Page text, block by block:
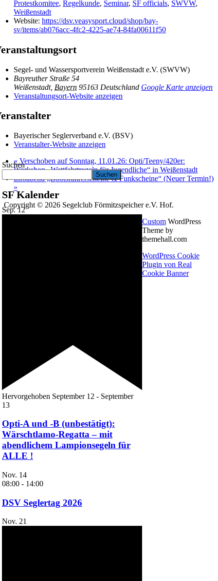
Protestkomitee, Regelkunde, Seminar, SF officials, SWVW,
Weißenstadt
Website: https://dsv.veasysport.cloud/shop/bay-
sv/items/ab076acc-4fc2-4225-ae74-84fa00611f50
Segel- und Wassersportverein Weißenstadt e.V. (SWVW)
Bayreuther Straße 54
Weißenstadt, Bayern 95163 Deutschland Google Karte anzeigen
Veranstaltungsort-Website anzeigen
Bayerischer Seglerverband e.V. (BSV)
Veranstalter-Website anzeigen
« Verschoben auf Sonntag, 11.01.26: Opti/Teeny/420er:
Workshop „Wettfahrtregeln für Jugendliche“ in Weißenstadt
Infoabend „Bootsführerscheine & Funkscheine“ (Neuer Termin!)
»
Suchen
Suchen
SF Kalender
Sep.12
Hervorgehoben September 12 - September
13
Opti-A und -B (unbestätigt):
Wärschtlamo-Regatta – mit
abendlichem Lampionsegeln für
ALLE !
Nov. 14
08:00 - 14:00
DSV Seglertag 2026
Nov. 21
Copyright © 2026 Segelclub Förmitzspeicher e.V. Hof.
CustomWordPress
Theme by
themehall.com
WordPress Cookie
Plugin von Real
Cookie Banner